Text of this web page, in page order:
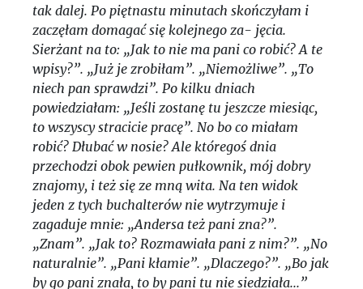
tak dalej. Po piętnastu minutach skończyłam i
zaczęłam domagać się kolejnego za- jęcia.
Sierżant na to: „Jak to nie ma pani co robić? A te
wpisy?”. „Już je zrobiłam”. „Niemożliwe”. „To
niech pan sprawdzi”. Po kilku dniach
powiedziałam: „Jeśli zostanę tu jeszcze miesiąc,
to wszyscy stracicie pracę”. No bo co miałam
robić? Dłubać w nosie? Ale któregoś dnia
przechodzi obok pewien pułkownik, mój dobry
znajomy, i też się ze mną wita. Na ten widok
jeden z tych buchalterów nie wytrzymuje i
zagaduje mnie: „Andersa też pani zna?”.
„Znam”. „Jak to? Rozmawiała pani z nim?”. „No
naturalnie”. „Pani kłamie”. „Dlaczego?”. „Bo jak
by go pani znała, to by pani tu nie siedziała...”